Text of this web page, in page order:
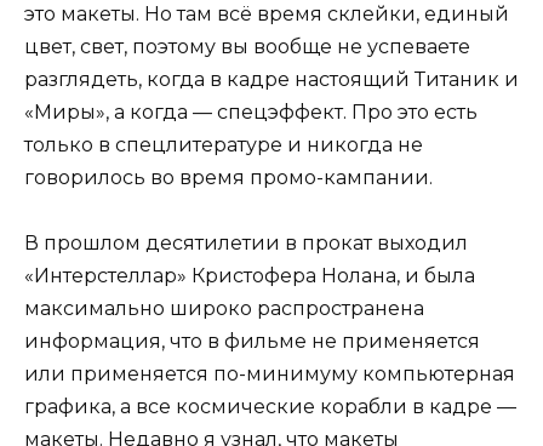
это макеты. Но там всё время склейки, единый
цвет, свет, поэтому вы вообще не успеваете
разглядеть, когда в кадре настоящий Титаник и
«Миры», а когда — спецэффект. Про это есть
только в спецлитературе и никогда не
говорилось во время промо-кампании.
В прошлом десятилетии в прокат выходил
«Интерстеллар» Кристофера Нолана, и была
максимально широко распространена
информация, что в фильме не применяется
или применяется по-минимуму компьютерная
графика, а все космические корабли в кадре —
макеты. Недавно я узнал, что макеты